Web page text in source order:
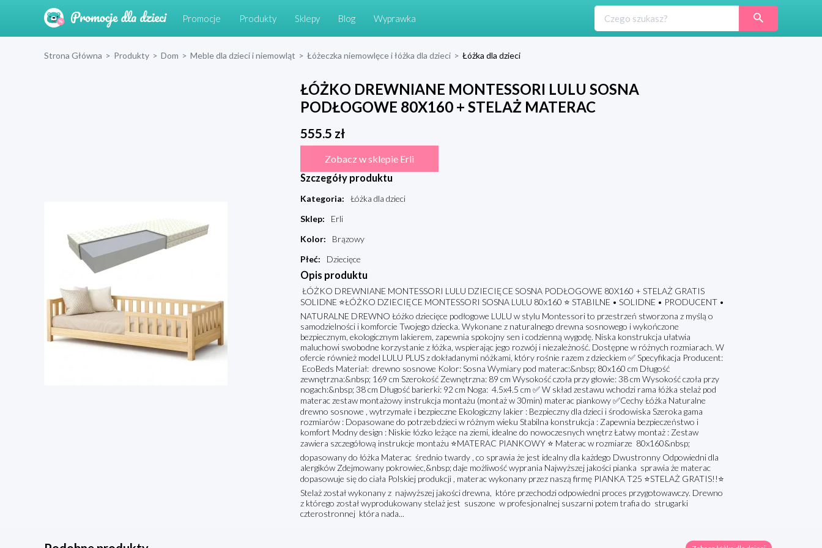
Promocje Produkty Sklepy Blog Wyprawka
Strona Główna > Produkty > Dom > Meble dla dzieci i niemowląt > Łóżeczka niemowlęce i łóżka dla dzieci > Łóżka dla dzieci
ŁÓŻKO DREWNIANE MONTESSORI LULU SOSNA
PODŁOGOWE 80X160 + STELAŻ MATERAC
555.5 zł
Zobacz w sklepie Erli
Szczegóły produktu
Kategoria:
Łóżka dla dzieci
Sklep:
Erli
Kolor:
Brązowy
Płeć: Dziecięce
Opis produktu
ŁÓŻKO DREWNIANE MONTESSORI LULU DZIECIĘCE SOSNA PODŁOGOWE 80X160 + STELAŻ GRATIS
SOLIDNE ⭐ŁÓŻKO DZIECIĘCE MONTESSORI SOSNA LULU 80x160 ⭐ STABILNE • SOLIDNE • PRODUCENT •
NATURALNE DREWNO Łóżko dziecięce podłogowe LULU w stylu Montessori to przestrzeń stworzona z myślą o
samodzielności i komforcie Twojego dziecka. Wykonane z naturalnego drewna sosnowego i wykończone
bezpiecznym, ekologicznym lakierem, zapewnia spokojny sen i codzienną wygodę. Niska konstrukcja ułatwia
maluchowi swobodne korzystanie z łóżka, wspierając jego rozwój i niezależność. Dostępne w różnych rozmiarach. W
ofercie również model LULU PLUS z dokładanymi nóżkami, który rośnie razem z dzieckiem ✅ Specyfikacja Producent:
EcoBeds Materiał: drewno sosnowe Kolor: Sosna Wymiary pod materac:&nbsp; 80x160 cm Długość
zewnętrzna:&nbsp; 169 cm Szerokość Zewnętrzna: 89 cm Wysokość czoła przy głowie: 38 cm Wysokość czoła przy
nogach:&nbsp; 38 cm Długość barierki: 92 cm Noga: 4.5x4.5 cm ✅ W skład zestawu wchodzi rama łóżka stelaż pod
materac zestaw montażowy instrukcja montażu (montaż w 30min) materac piankowy ✅Cechy Łóżka Naturalne
drewno sosnowe , wytrzymałe i bezpieczne Ekologiczny lakier : Bezpieczny dla dzieci i środowiska Szeroka gama
rozmiarów : Dopasowane do potrzeb dzieci w różnym wieku Stabilna konstrukcja : Zapewnia bezpieczeństwo i
komfort Modny design : Niskie łózko leżące na ziemi, idealne do nowoczesnych wnętrz Łatwy montaż : Zestaw
zawiera szczegółową instrukcje montażu ⭐MATERAC PIANKOWY ⭐ Materac w rozmiarze 80x160&nbsp;
dopasowany do łóżka Materac średnio twardy , co sprawia że jest idealny dla każdego Dwustronny Odpowiedni dla
alergików Zdejmowany pokrowiec,&nbsp; daje możliwość wyprania Najwyższej jakości pianka sprawia że materac
dopasowuje się do ciała Polskiej produkcji , materac wykonany przez naszą firmę PIANKA T25 ⭐STELAŻ GRATIS!!⭐
Stelaż został wykonany z najwyższej jakości drewna, które przechodzi odpowiedni proces przygotowawczy. Drewno
z którego został wyprodukowany stelaż jest suszone w profesjonalnej suszarni potem trafia do strugarki
czterostronnej która nada...